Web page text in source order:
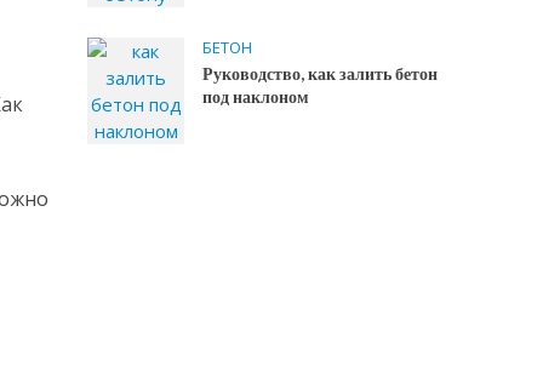
БЕТОН
Руководство, как залить бетон
под наклоном